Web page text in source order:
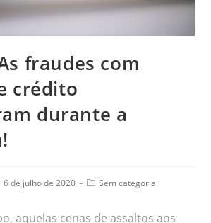
fraudes com
crédito
durante a
6 de julho de 2020 Sem categoria
aquelas cenas de assaltos aos